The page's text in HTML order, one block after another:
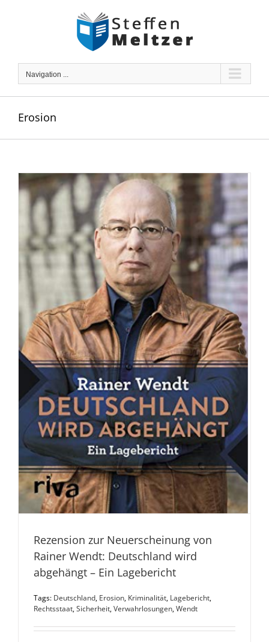
Navigation ...
Erosion
Rezension zur Neuerscheinung von
Rainer Wendt: Deutschland wird
abgehängt – Ein Lagebericht
Tags: Deutschland, Erosion, Kriminalität, Lagebericht,
Rechtsstaat,Sicherheit,Verwahrlosungen,Wendt